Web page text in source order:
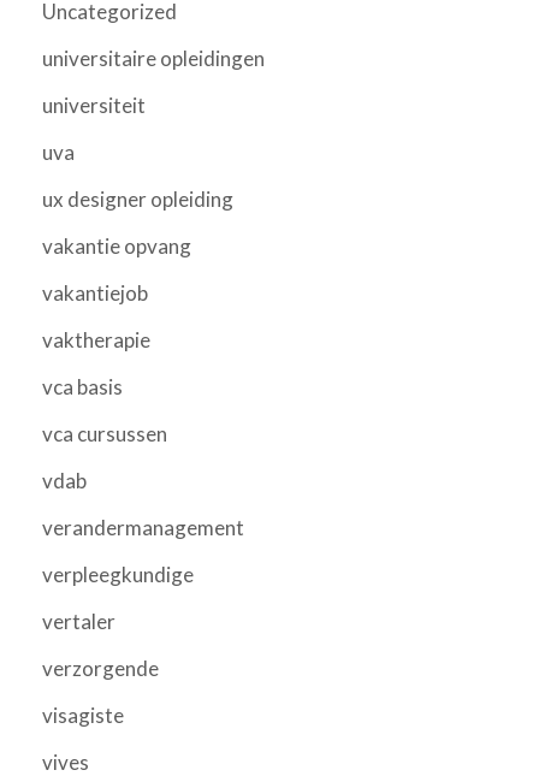
Uncategorized
universitaire opleidingen
universiteit
uva
ux designer opleiding
vakantie opvang
vakantiejob
vaktherapie
vca basis
vca cursussen
vdab
verandermanagement
verpleegkundige
vertaler
verzorgende
visagiste
vives